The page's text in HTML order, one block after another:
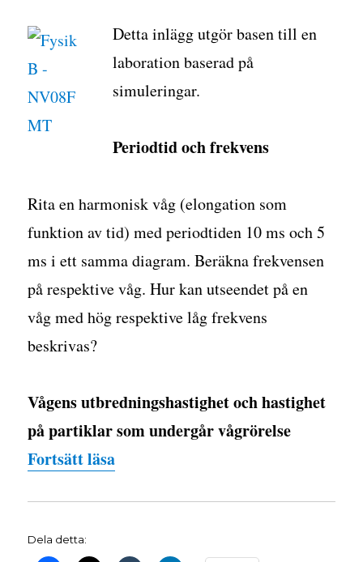
Detta inlägg utgör basen till en
laboration baserad på
simuleringar.
Periodtid och frekvens
Rita en harmonisk våg (elongation som
funktion av tid) med periodtiden 10 ms och 5
ms i ett samma diagram. Beräkna frekvensen
på respektive våg. Hur kan utseendet på en
våg med hög respektive låg frekvens
beskrivas?
Vågens utbredningshastighet och hastighet
på partiklar som undergår vågrörelse
Fortsätt läsa”Undersök vågrörelse i
Dela detta: